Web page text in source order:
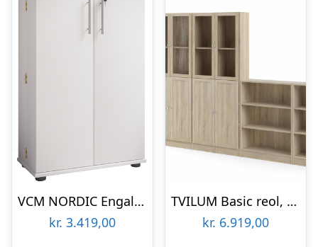
VCM NORDIC Engalo XL reol til cd’ere og dvd’er, m. lås, 2 låger og 20 hylder – hvid træ
kr. 3.419,00
TVILUM Basic reol, m. 8 låger – glas og egetræsfarvet folie
kr. 6.919,00